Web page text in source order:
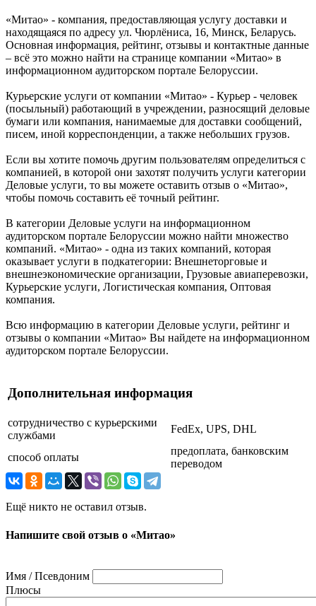
«Митао» - компания, предоставляющая услугу доставки и
находящаяся по адресу ул. Чюрлёниса, 16, Минск, Беларусь.
Основная информация, рейтинг, отзывы и контактные данные
– всё это можно найти на странице компании «Митао» в
информационном аудиторском портале Белоруссии.
Курьерские услуги от компании «Митао» - Курьер - человек
(посыльный) работающий в учреждении, разносящий деловые
бумаги или компания, нанимаемые для доставки сообщений,
писем, иной корреспонденции, а также небольших грузов.
Если вы хотите помочь другим пользователям определиться с
компанией, в которой они захотят получить услуги категории
Деловые услуги, то вы можете оставить отзыв о «Митао»,
чтобы помочь составить её точный рейтинг.
В категории Деловые услуги на информационном
аудиторском портале Белоруссии можно найти множество
компаний. «Митао» - одна из таких компаний, которая
оказывает услуги в подкатегории: Внешнеторговые и
внешнеэкономические организации, Грузовые авиаперевозки,
Курьерские услуги, Логистическая компания, Оптовая
компания.
Всю информацию в категории Деловые услуги, рейтинг и
отзывы о компании «Митао» Вы найдете на информационном
аудиторском портале Белоруссии.
Дополнительная информация
сотрудничество с курьерскими
службами
FedEx, UPS, DHL
способ оплаты
предоплата, банковским
переводом
Ещё никто не оставил отзыв.
Напишите свой отзыв о «Митао»
Имя / Псевдоним
Плюсы